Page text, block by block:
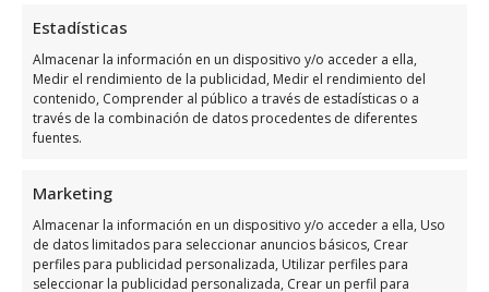
Estadísticas
Almacenar la información en un dispositivo y/o acceder a ella,
Medir el rendimiento de la publicidad, Medir el rendimiento del
contenido, Comprender al público a través de estadísticas o a
través de la combinación de datos procedentes de diferentes
fuentes.
Marketing
Almacenar la información en un dispositivo y/o acceder a ella, Uso
de datos limitados para seleccionar anuncios básicos, Crear
perfiles para publicidad personalizada, Utilizar perfiles para
seleccionar la publicidad personalizada, Crear un perfil para
Haz clic para aceptar márketing cookies y